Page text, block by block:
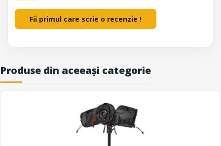
Fii primul care scrie o recenzie !
Produse din aceeași categorie